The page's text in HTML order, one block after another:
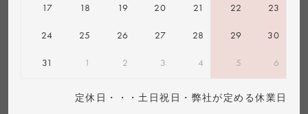
17 18 19 20 21 22 23
24 25 26 27 28 29 30
31 1 2 3 4 5 6
定休日・・・土日祝日・弊社が定める休業日